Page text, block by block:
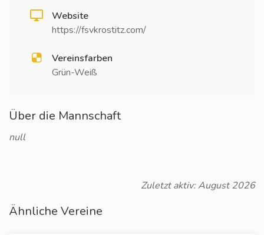
Website
https://fsvkrostitz.com/
Vereinsfarben
Grün-Weiß
Über die Mannschaft
null
Zuletzt aktiv: August 2026
Ähnliche Vereine